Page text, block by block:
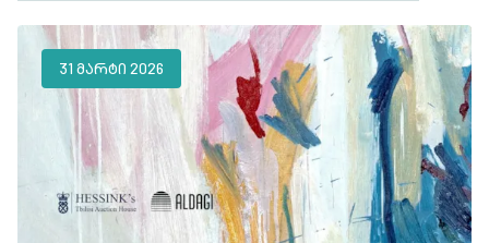
31 ᲛᲐᲠᲢᲘ 2026